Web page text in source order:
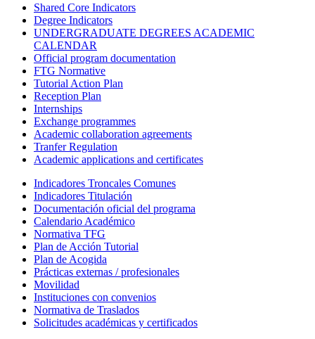
Shared Core Indicators
Degree Indicators
UNDERGRADUATE DEGREES ACADEMIC
CALENDAR
Official program documentation
FTG Normative
Tutorial Action Plan
Reception Plan
Internships
Exchange programmes
Academic collaboration agreements
Tranfer Regulation
Academic applications and certificates
Indicadores Troncales Comunes
Indicadores Titulación
Documentación oficial del programa
Calendario Académico
Normativa TFG
Plan de Acción Tutorial
Plan de Acogida
Prácticas externas / profesionales
Movilidad
Instituciones con convenios
Normativa de Traslados
Solicitudes académicas y certificados